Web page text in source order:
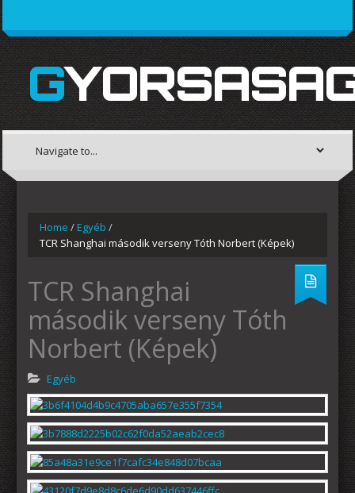
Home /Egyéb /
TCR Shanghai második verseny Tóth Norbert (Képek)
TCR Shanghai
második verseny Tóth
Norbert (Képek)
Egyéb